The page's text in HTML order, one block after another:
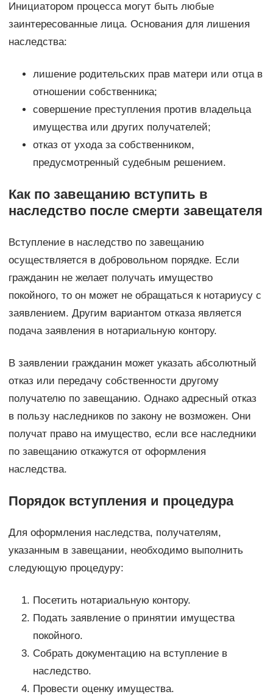
Инициатором процесса могут быть любые
заинтересованные лица. Основания для лишения
наследства:
лишение родительских прав матери или отца в
отношении собственника;
совершение преступления против владельца
имущества или других получателей;
отказ от ухода за собственником,
предусмотренный судебным решением.
Как по завещанию вступить в
наследство после смерти завещателя
Вступление в наследство по завещанию
осуществляется в добровольном порядке. Если
гражданин не желает получать имущество
покойного, то он может не обращаться к нотариусу с
заявлением. Другим вариантом отказа является
подача заявления в нотариальную контору.
В заявлении гражданин может указать абсолютный
отказ или передачу собственности другому
получателю по завещанию. Однако адресный отказ
в пользу наследников по закону не возможен. Они
получат право на имущество, если все наследники
по завещанию откажутся от оформления
наследства.
Порядок вступления и процедура
Для оформления наследства, получателям,
указанным в завещании, необходимо выполнить
следующую процедуру:
Посетить нотариальную контору.
Подать заявление о принятии имущества
покойного.
Собрать документацию на вступление в
наследство.
Провести оценку имущества.